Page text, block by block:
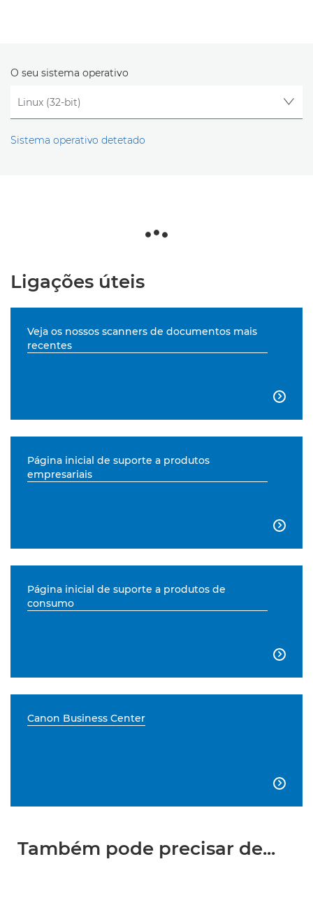
O seu sistema operativo
Sistema operativo detetado
Ligações úteis
Veja os nossos scanners de documentos mais
recentes

Página inicial de suporte a produtos
empresariais

Página inicial de suporte a produtos de
consumo

Canon Business Center

Também pode precisar de...